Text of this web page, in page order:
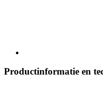
Productinformatie en